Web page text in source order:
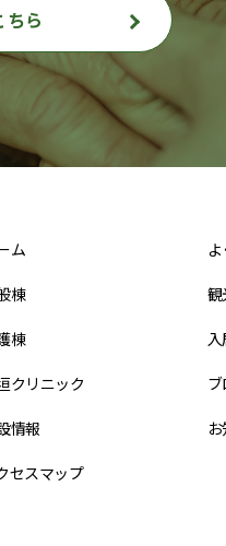
ら
ム
棟
棟
クリニック
情報
セスマップ
観